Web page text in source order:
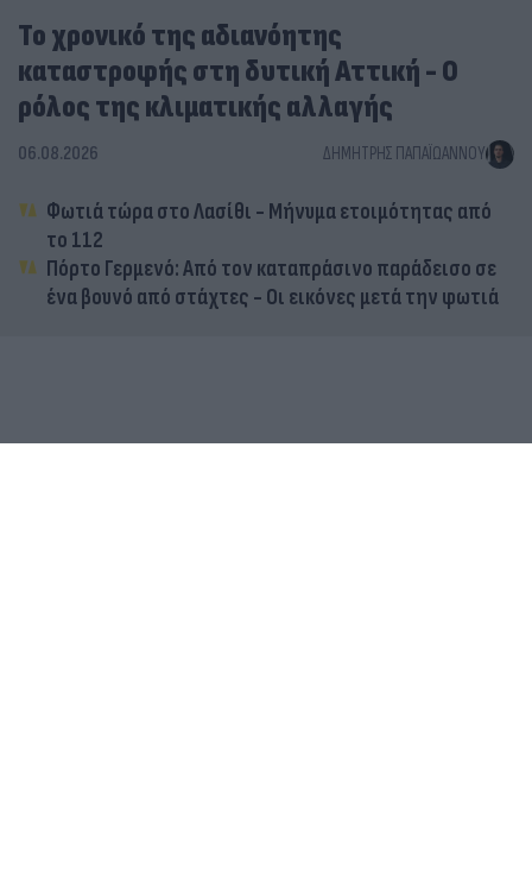
Το χρονικό της αδιανόητης
καταστροφής στη δυτική Αττική - Ο
ρόλος της κλιματικής αλλαγής
06.08.2026 ΔΗΜΉΤΡΗΣ ΠΑΠΑΪΩΆΝΝΟΥ
Φωτιά τώρα στο Λασίθι - Μήνυμα ετοιμότητας από
το 112
Πόρτο Γερμενό: Από τον καταπράσινο παράδεισο σε
ένα βουνό από στάχτες - Οι εικόνες μετά την φωτιά